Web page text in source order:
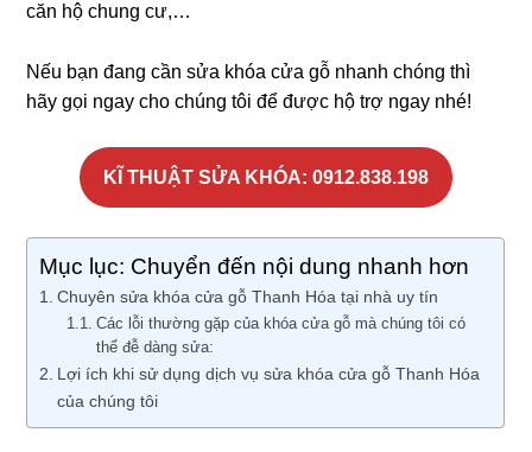
căn hộ chung cư,…
Nếu bạn đang cần sửa khóa cửa gỗ nhanh chóng thì
hãy gọi ngay cho chúng tôi để được hộ trợ ngay nhé!
KĨ THUẬT SỬA KHÓA: 0912.838.198
Mục lục: Chuyển đến nội dung nhanh hơn
Chuyên sửa khóa cửa gỗ Thanh Hóa tại nhà uy tín
Các lỗi thường gặp của khóa cửa gỗ mà chúng tôi có
thể đễ dàng sửa:
Lợi ích khi sử dụng dịch vụ sửa khóa cửa gỗ Thanh Hóa
của chúng tôi